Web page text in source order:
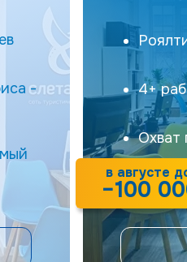
-
4+
Охват
−100
в августе